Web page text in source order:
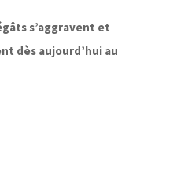
s’aggravent et
dès aujourd’hui au